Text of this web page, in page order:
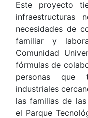
Este proyecto
infraestructuras
necesidades de
familiar y
Comunidad
fórmulas de
personas que
industriales
las familias de
el Parque